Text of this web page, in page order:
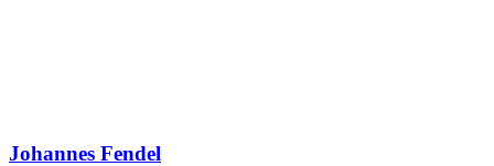
Johannes Fendel